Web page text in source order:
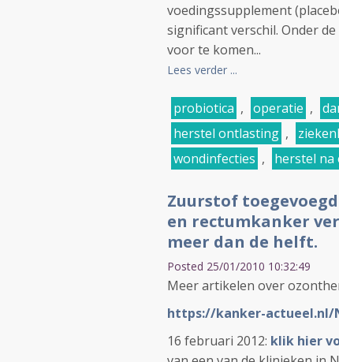
voedingssupplement
significant verschil. Onder
voor te komen...
Lees verder ...
probiotica , operatie ,
herstel ontlasting ,
wondinfecties , herstel na
Zuurstof
en rectumkanker
meer dan de helft.
Posted 25/01/2010 10:32:49
Meer artikelen over
https://kanker-
16 februari 2012: klik hier